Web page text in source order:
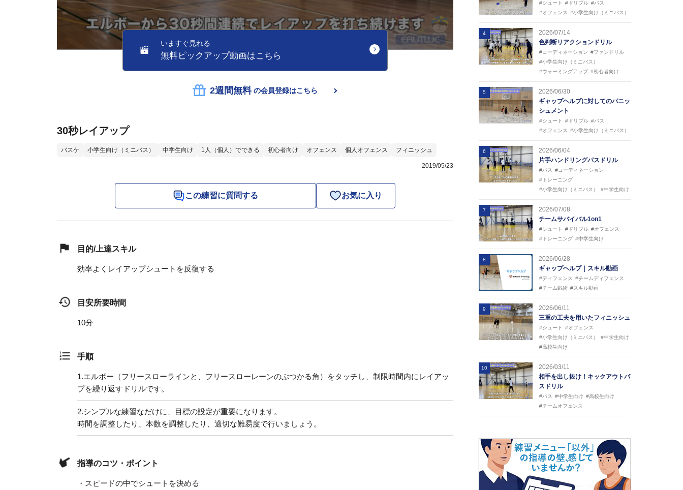
いますぐ見れる
無料ピックアップ動画はこちら
2週間無料 の会員登録はこちら
30秒レイアップ
バスケ 小学生向け（ミニバス） 中学生向け 1人（個人）でできる 初心者向け オフェンス 個人オフェンス フィニッシュ
2019/05/23
この練習に質問する お気に入り
目的/上達スキル
効率よくレイアップシュートを反復する
目安所要時間
10分
手順
1.エルボー（フリースローラインと、フリースローレーンのぶつかる角）をタッチし、制限時間内にレイアッ
プを繰り返すドリルです。
2.シンプルな練習なだけに、目標の設定が重要になります。
時間を調整したり、本数を調整したり、適切な難易度で行いましょう。
指導のコツ・ポイント
・スピードの中でシュートを決める
#シュート #ドリブル #パス
#オフェンス
#小学生向け（ミニバス）
4
2026/07/14
色判断リアクションドリル
#コーディネーション #ファンドリル
#小学生向け（ミニバス）
#ウォーミングアップ #初心者向け
5
2026/06/30
ギャップヘルプに対してのパニッ
シュメント
#シュート #ドリブル #パス
#オフェンス
#小学生向け（ミニバス）
6
2026/06/04
片手ハンドリングパスドリル
#パス
#コーディネーション
#トレーニング
#小学生向け（ミニバス）
#中学生向け
7
2026/07/08
チームサバイバル1on1
#シュート #ドリブル #オフェンス
#トレーニング #中学生向け
8
2026/06/28
ギャップヘルプ｜スキル動画
#ディフェンス
#チームディフェンス
#チーム戦術 #スキル動画
9
2026/06/11
三重の工夫を用いたフィニッシュ
#シュート
#オフェンス
#小学生向け（ミニバス）
#中学生向け
#高校生向け
10
2026/03/11
相手を出し抜け！キックアウトパ
スドリル
#パス #中学生向け #高校生向け
#チームオフェンス